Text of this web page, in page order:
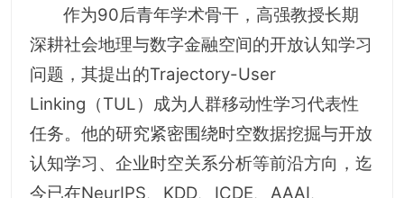
作为90后青年学术骨干，高强教授长期
深耕社会地理与数字金融空间的开放认知学习
问题，其提出的Trajectory-User
Linking（TUL）成为人群移动性学习代表性
任务。他的研究紧密围绕时空数据挖掘与开放
认知学习、企业时空关系分析等前沿方向，迄
今已在NeurIPS、KDD、ICDE、AAAI、